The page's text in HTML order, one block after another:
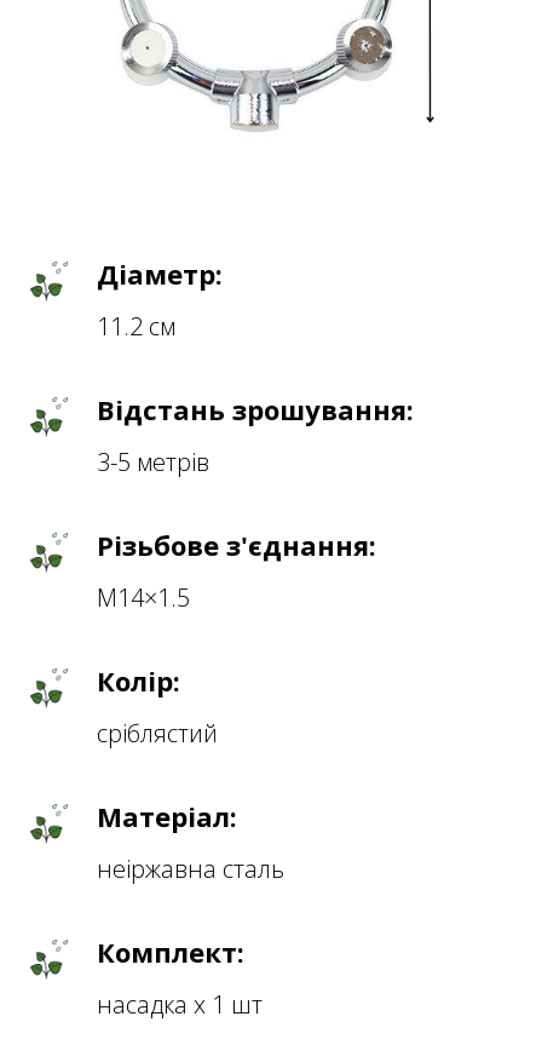
Діаметр:
11.2 см
Відстань зрошування:
3-5 метрів
Різьбове з'єднання:
M14×1.5
Колір:
сріблястий
Матеріал:
неіржавна сталь
Комплект:
насадка х 1 шт